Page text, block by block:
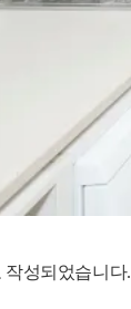
작성되었습니다.